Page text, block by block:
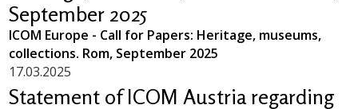
September 2025
ICOM Europe - Call for Papers: Heritage, museums,
collections. Rom, September 2025
17.03.2025
Statement of ICOM Austria regarding